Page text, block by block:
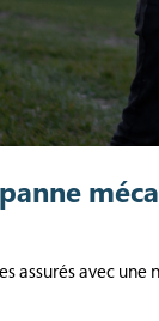
assurés avec une